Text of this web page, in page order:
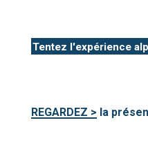
Tentez l'expérience
REGARDEZ > la